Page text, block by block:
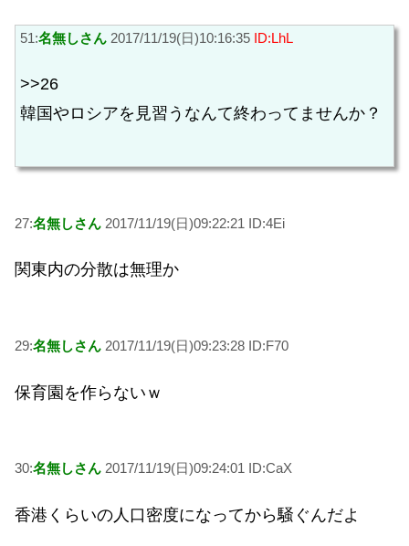
51:名無しさん 2017/11/19(日)10:16:35 ID:LhL
>>26
韓国やロシアを見習うなんて終わってませんか？
27:名無しさん 2017/11/19(日)09:22:21 ID:4Ei
関東内の分散は無理か
29:名無しさん 2017/11/19(日)09:23:28 ID:F70
保育園を作らないｗ
30:名無しさん 2017/11/19(日)09:24:01 ID:CaX
香港くらいの人口密度になってから騒ぐんだよ